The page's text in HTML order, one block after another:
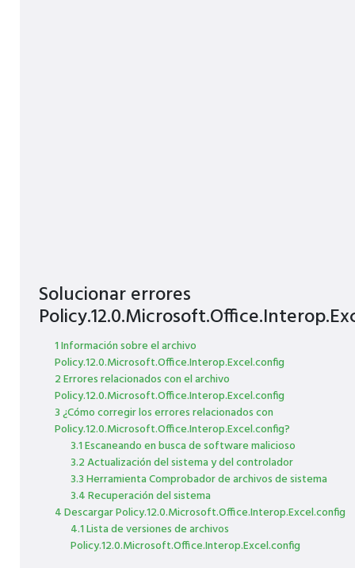
Solucionar errores
1 Información sobre el archivo
Policy.12.0.Microsoft.Office.Interop.Excel.config
2 Errores relacionados con el archivo
Policy.12.0.Microsoft.Office.Interop.Excel.config
3 ¿Cómo corregir los errores relacionados con
Policy.12.0.Microsoft.Office.Interop.Excel.config?
3.1 Escaneando en busca de software malicioso
3.2 Actualización del sistema y del controlador
3.3 Herramienta Comprobador de archivos de sistema
3.4 Recuperación del sistema
4 Descargar Policy.12.0.Microsoft.Office.Interop.Excel.config
4.1 Lista de versiones de archivos
Policy.12.0.Microsoft.Office.Interop.Excel.config